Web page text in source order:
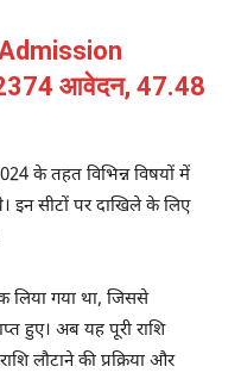
आवेदन, 47.48
के तहत विभिन्न विषयों में
इन सीटों पर दाखिले के लिए
लिया गया था, जिससे
हुए। अब यह पूरी राशि
लौटाने की प्रक्रिया और